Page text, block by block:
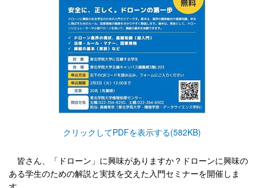
クリックしてPDFを表示する(582KB)
皆さん、「ドローン」に興味がありますか？ドローンに興味の
ある学生のための解説と実技を交えた入門セミナーを開催しま